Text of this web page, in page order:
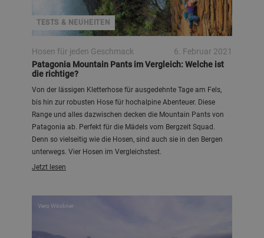
TESTS & NEUHEITEN
Hosen für jeden Geschmack
6. Februar 2021
Patagonia Mountain Pants im Vergleich: Welche ist
die richtige?
Von der lässigen Kletterhose für ausgedehnte Tage am Fels,
bis hin zur robusten Hose für hochalpine Abenteuer. Diese
Range und alles dazwischen decken die Mountain Pants von
Patagonia ab. Perfekt für die Mädels vom Bergzeit Squad.
Denn so vielseitig wie die Hosen, sind auch sie in den Bergen
unterwegs. Vier Hosen im Vergleichstest.
Jetzt lesen
Vero Wöckner